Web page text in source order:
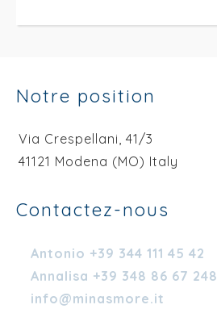
Notre position
Via Crespellani, 41/3
41121 Modena (MO) Italy
Contactez-nous
Antonio +39 344 111 45 42
Annalisa +39 348 86 67 248
info@minasmore.it